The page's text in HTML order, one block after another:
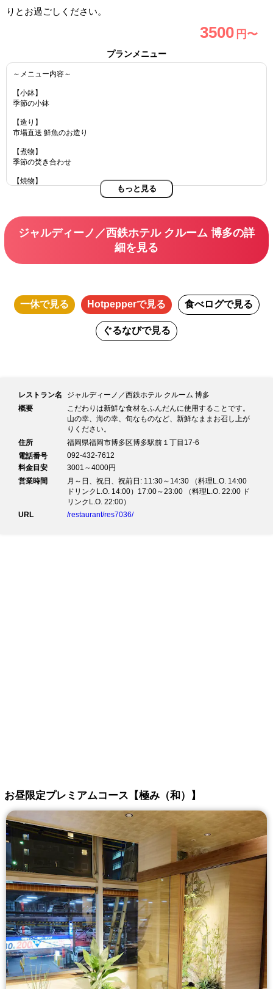
りとお過ごしください。
3500 円〜
プランメニュー
～メニュー内容～
【小鉢】
季節の小鉢
【造り】
市場直送 鮮魚のお造り
【煮物】
季節の焚き合わせ
【焼物】
海老と旬菜の天麩羅
【酢物】
【デザート】
季節のデザート
もっと見る
ジャルディーノ／西鉄ホテル クルーム 博多の詳
細を見る
一休で見る Hotpepperで見る 食べログで見る
ぐるなびで見る
レストラン名
ジャルディーノ／西鉄ホテル クルーム 博多
概要
こだわりは新鮮な食材をふんだんに使用することです。
山の幸、海の幸、旬なものなど、新鮮なままお召し上が
りください。
住所
福岡県福岡市博多区博多駅前１丁目17-6
電話番号
092-432-7612
料金目安
3001～4000円
営業時間
月～日、祝日、祝前日: 11:30～14:30 （料理L.O. 14:00
ドリンクL.O. 14:00）17:00～23:00 （料理L.O. 22:00 ド
リンクL.O. 22:00）
URL
/restaurant/res7036/
お昼限定プレミアムコース【極み（和）】